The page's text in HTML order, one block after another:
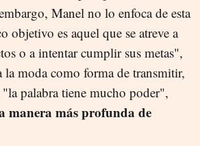
Manel no lo enfoca de esta
objetivo es aquel que se atreve a
o a intentar cumplir sus metas",
la moda como forma de transmitir,
palabra tiene mucho poder",
manera más profunda de